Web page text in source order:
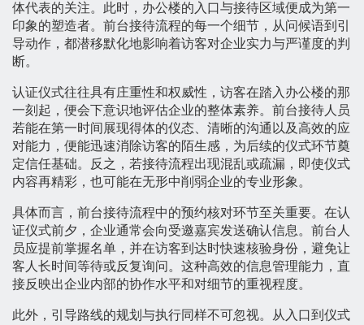
体代表的关注。此时，办公楼的入口与接待区域便成为第一
印象的塑造者。前台接待流程的每一个细节，从问候语到引
导动作，都潜移默化地影响着访客对企业实力与严谨度的判
断。
认证仪式往往具有庄重性和权威性，访客在踏入办公楼的那
一刻起，便会下意识地评估企业的整体素养。前台接待人员
若能在第一时间展现得体的仪态、清晰的沟通以及高效的应
对能力，便能迅速消除访客的陌生感，为后续的仪式环节奠
定信任基础。反之，若接待流程出现混乱或疏漏，即使仪式
内容再精彩，也可能在无形中削弱企业的专业形象。
具体而言，前台接待流程中的预约核对环节至关重要。在认
证仪式前夕，企业通常会向受邀嘉宾发送确认信息。前台人
员应提前掌握名单，并在访客到达时快速核验身份，避免让
客人长时间等待或反复询问。这种高效的信息管理能力，直
接反映出企业内部的协作水平和对细节的重视程度。
此外，引导路线的规划与执行同样不可忽视。从入口到仪式